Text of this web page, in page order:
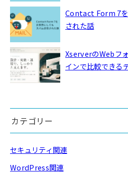
Contact Form 7を
された話
XserverのWebフ
インで比較できる
カテゴリー
セキュリティ関連
WordPress関連